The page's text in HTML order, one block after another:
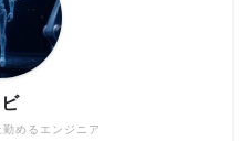
めるエンジニア
ビ